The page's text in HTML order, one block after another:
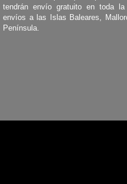
tendrán envío gratuito en toda
envíos a las Islas Baleares,
Península.